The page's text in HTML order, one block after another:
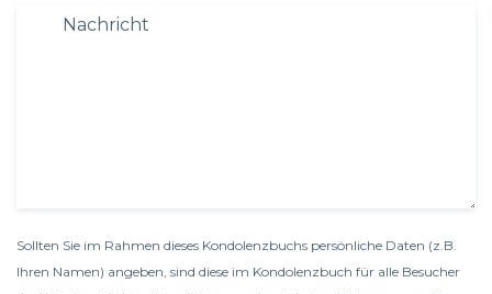
Sollten Sie im Rahmen dieses Kondolenzbuchs persönliche Daten (z.B.
Ihren Namen) angeben, sind diese im Kondolenzbuch für alle Besucher